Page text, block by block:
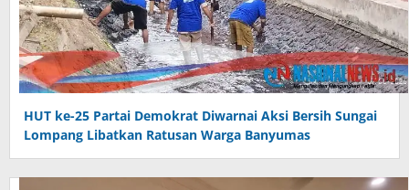
HUT ke-25 Partai Demokrat Diwarnai Aksi Bersih Sungai
Lompang Libatkan Ratusan Warga Banyumas